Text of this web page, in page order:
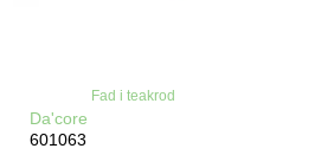
Fad i teakrod
Da'core
601063